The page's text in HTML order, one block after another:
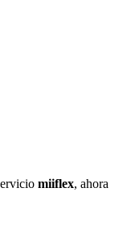
miiflex, ahora